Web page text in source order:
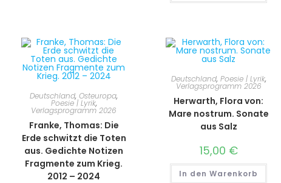
Deutschland,Osteuropa,
Poesie | Lyrik,
Verlagsprogramm 2026
Franke, Thomas: Die
Erde schwitzt die Toten
aus. Gedichte Notizen
Fragmente zum Krieg.
2012 – 2024
Deutschland, Poesie | Lyrik,
Verlagsprogramm 2026
Herwarth, Flora von:
Mare nostrum. Sonate
aus Salz
15,00 €
In den Warenkorb